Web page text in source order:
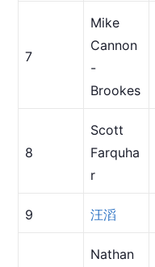
​7
​Mike
Cannon
-
Brookes
​8
​Scott
Farquha
r
​9 汪滔
​Nathan